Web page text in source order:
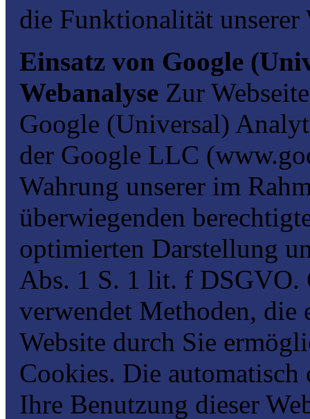
die Funktionalität unserer
Einsatz von Google
Webanalyse Zur
Google (Universal)
der Google LLC
Wahrung unserer im
überwiegenden
optimierten Darstellung
Abs. 1 S. 1 lit. f DSGVO.
verwendet Methoden, die
Website durch Sie
Cookies. Die
Ihre Benutzung dieser